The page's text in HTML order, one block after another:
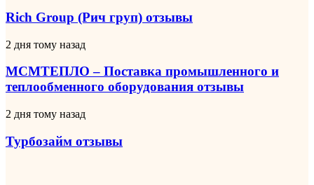
(Рич
груп)
отзывы
Rich Group (Рич груп) отзывы
МСМТЕПЛО
Поставка
промышленного
и
оборудования
2 дня тому назад
МСМТЕПЛО – Поставка промышленного и
теплообменного оборудования отзывы
Турбозайм
2 дня тому назад
Турбозайм отзывы